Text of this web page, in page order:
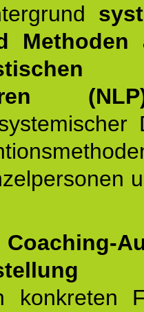
Methoden
Coaching-
konkreten